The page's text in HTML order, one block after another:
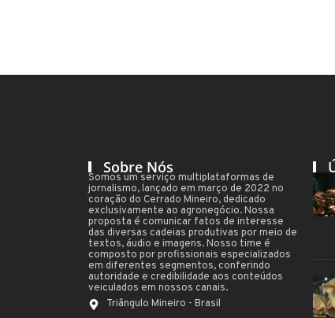
Sobre Nós
Somos um serviço multiplataformas de
jornalismo, lançado em março de 2022 no
coração do Cerrado Mineiro, dedicado
exclusivamente ao agronegócio. Nossa
proposta é comunicar fatos de interesse
das diversas cadeias produtivas por meio de
textos, áudio e imagens. Nosso time é
composto por profissionais especializados
em diferentes segmentos, conferindo
autoridade e credibilidade aos conteúdos
veiculados em nossos canais.
Triângulo Mineiro - Brasil